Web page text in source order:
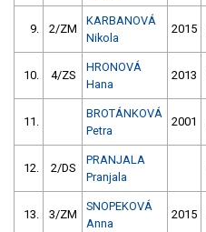
9. 2/ZM
KARBANOVÁ
Nikola
2015
10. 4/ZS
HRONOVÁ
Hana
2013
11.
BROTÁNKOVÁ
Petra
2001
12. 2/DS
PRANJALA
Pranjala
13. 3/ZM
SNOPEKOVÁ
Anna
2015